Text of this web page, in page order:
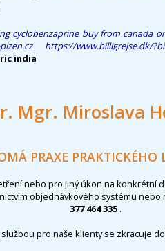
cyclobenzaprine buy from canada
https://www.billigrejse.dk/
india
Mgr. Miroslava
PRAXE PRAKTICKÉHO
nebo pro jiný úkon na konkrétní
objednávkového systému nebo
377 464 335 .
pro naše klienty se zkracuje